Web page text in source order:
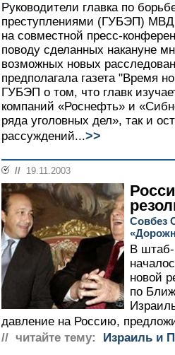
Руководители главка по
преступлениями (ГУБЭП)
на совместной пресс-
поводу сделанных накануне
возможных новых
предполагала газета "Время
ГУБЭП о том, что главк
компаний «Роснефть» и
ряда уголовных дел», так и
рассуждений...>>
// 19.11.2003
Совбез
В
новой
по
давление на Россию,
// читайте тему:
Израиль и